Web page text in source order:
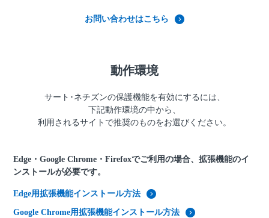
お問い合わせはこちら
動作環境
サート･ネチズンの保護機能を有効にするには、
下記動作環境の中から、
利用されるサイトで推奨のものをお選びください。
Edge・Google Chrome・Firefoxでご利用の場合、拡張機能のイ
ンストールが必要です。
Edge用拡張機能インストール方法
Google Chrome用拡張機能インストール方法